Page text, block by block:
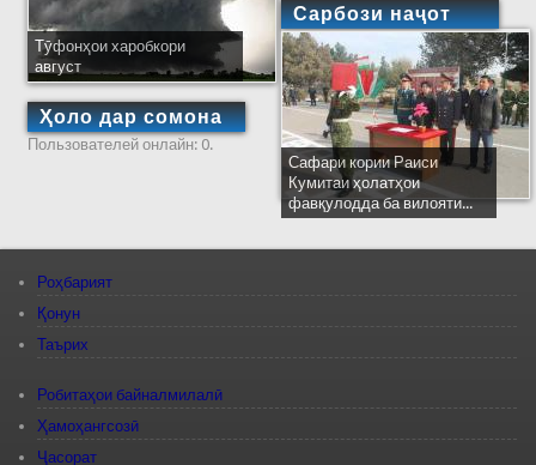
Тӯфонҳои харобкори
август
Ҳоло дар сомона
Пользователей онлайн: 0.
Сарбози наҷот
Сафари кории Раиси
Кумитаи ҳолатҳои
фавқулодда ба вилояти...
Роҳбарият
Қонун
Таърих
Робитаҳои байналмилалӣ
Ҳамоҳангсозӣ
Ҷасорат